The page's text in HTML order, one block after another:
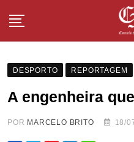
DESPORTO REPORTAGEM
A engenheira
POR MARCELO BRITO 18/